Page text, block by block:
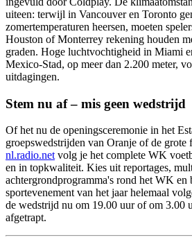
uiteen: terwijl in Vancouver en Toronto
zomertemperaturen heersen, moeten
Houston of Monterrey rekening houden
graden. Hoge luchtvochtigheid in Miami
Mexico-Stad, op meer dan 2.200 meter,
uitdagingen.
Stem nu af – mis geen wedstrijd
Of het nu de openingsceremonie in het
groepswedstrijden van Oranje of de
nl.radio.net volg je het complete WK
en in topkwaliteit. Kies uit reportages,
achtergrondprogramma's rond het WK en
sportevenement van het jaar helemaal
de wedstrijd nu om 19.00 uur of om 3.00
afgetrapt.